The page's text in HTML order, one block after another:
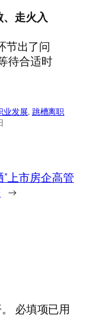
走火入
节出了问
待合适时
业发展, 跳槽离职
”上市房企高管
→
必填项已用